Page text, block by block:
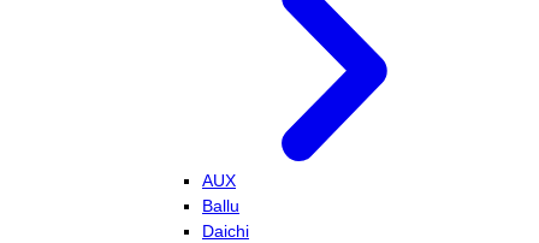
AUX
Ballu
Daichi